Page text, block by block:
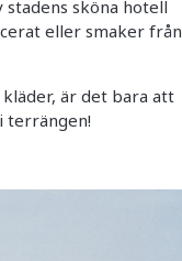
stadens sköna hotell
eller smaker från
är det bara att
terrängen!